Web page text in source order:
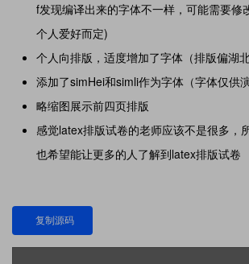
f发现编译出来的字体不一样，可能需要修
个人爱好而定)
个人向排版，适度增加了字体（排版偏湖北
添加了simHei和simli作为字体（字体仅供
略缩图展示前四页排版
感觉latex排版试卷的老师应该不是很多，
也希望能让更多的人了解到latex排版试卷
复制源码